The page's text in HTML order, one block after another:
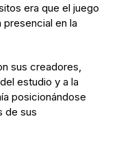
era que el juego
en la
sus creadores,
estudio y a la
posicionándose
de sus